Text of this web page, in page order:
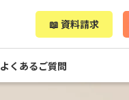
📖 資料請求
よくあるご質問